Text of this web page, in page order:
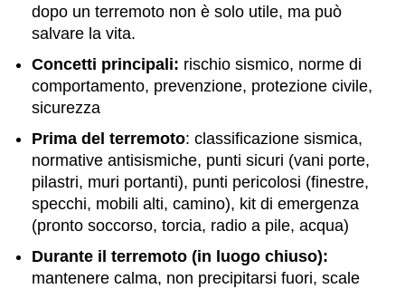
dopo un terremoto non è solo utile, ma può
salvare la vita.
Concetti principali: rischio sismico, norme di
comportamento, prevenzione, protezione civile,
sicurezza
Prima del terremoto: classificazione sismica,
normative antisismiche, punti sicuri (vani porte,
pilastri, muri portanti), punti pericolosi (finestre,
specchi, mobili alti, camino), kit di emergenza
(pronto soccorso, torcia, radio a pile, acqua)
Durante il terremoto (in luogo chiuso):
mantenere calma, non precipitarsi fuori, scale